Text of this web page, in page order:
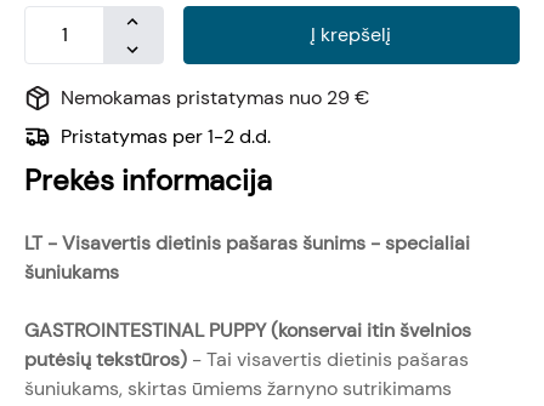
Į krepšelį
Nemokamas pristatymas nuo 29 €
Pristatymas per 1-2 d.d.
Prekės informacija
LT -Visavertis dietinis pašaras šunims - specialiai
šuniukams
GASTROINTESTINAL PUPPY(konservai itin švelnios
putėsių tekstūros) - Tai visavertis dietinis pašaras
šuniukams, skirtas ūmiems žarnyno sutrikimams